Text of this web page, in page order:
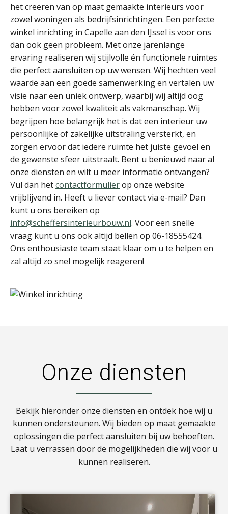
het creëren van op maat gemaakte interieurs voor
zowel woningen als bedrijfsinrichtingen. Een perfecte
winkel inrichting in Capelle aan den IJssel is voor ons
dan ook geen probleem. Met onze jarenlange
ervaring realiseren wij stijlvolle én functionele ruimtes
die perfect aansluiten op uw wensen. Wij hechten veel
waarde aan een goede samenwerking en vertalen uw
visie naar een uniek ontwerp, waarbij wij altijd oog
hebben voor zowel kwaliteit als vakmanschap. Wij
begrijpen hoe belangrijk het is dat een interieur uw
persoonlijke of zakelijke uitstraling versterkt, en
zorgen ervoor dat iedere ruimte het juiste gevoel en
de gewenste sfeer uitstraalt. Bent u benieuwd naar al
onze diensten en wilt u meer informatie ontvangen?
Vul dan hetcontactformulierop onze website
vrijblijvend in. Heeft u liever contact via e-mail? Dan
kunt u ons bereiken op
info@scheffersinterieurbouw.nl. Voor een snelle
vraag kunt u ons ook altijd bellen op 06-18555424.
Ons enthousiaste team staat klaar om u te helpen en
zal altijd zo snel mogelijk reageren!
Onze diensten
Bekijk hieronder onze diensten en ontdek hoe wij u
kunnen ondersteunen. Wij bieden op maat gemaakte
oplossingen die perfect aansluiten bij uw behoeften.
Laat u verrassen door de mogelijkheden die wij voor u
kunnen realiseren.